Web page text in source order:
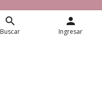
search
Buscar
person
Ingresar